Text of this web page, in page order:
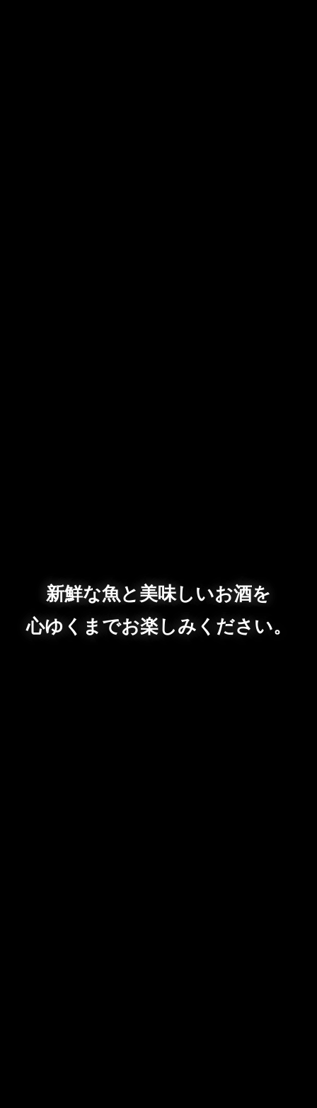
新鮮な魚と美味しいお酒を
心ゆくまでお楽しみください。